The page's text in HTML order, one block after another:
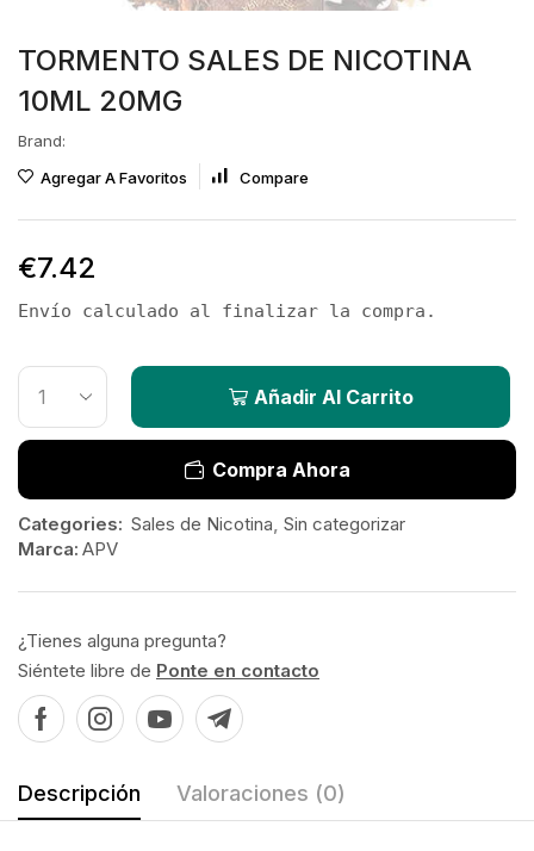
TORMENTO SALES DE NICOTINA
10ML 20MG
Brand:
Agregar A Favoritos
Compare
€7.42
Envío calculado al finalizar la compra.
Añadir Al Carrito
Compra Ahora
Categories: Sales de Nicotina, Sin categorizar
Marca: APV
¿Tienes alguna pregunta?
Siéntete libre de Ponte en contacto
Descripción Valoraciones (0)